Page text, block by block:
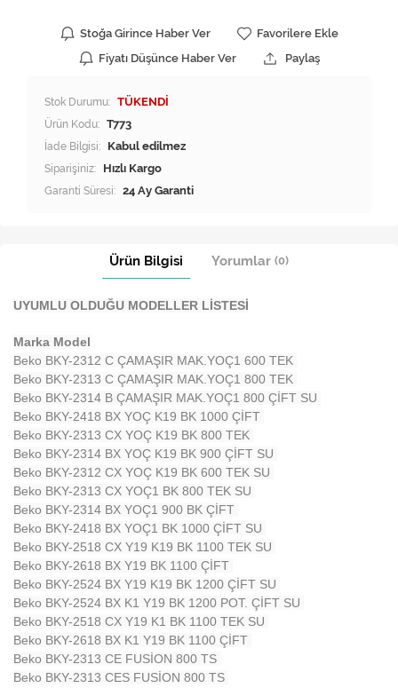
Stoğa Girince Haber Ver
Favorilere Ekle
Fiyatı Düşünce Haber Ver
Paylaş
Stok Durumu: TÜKENDİ
Ürün Kodu: T773
İade Bilgisi:
Siparişiniz: Hızlı Kargo
Garanti Süresi: 24 Ay Garanti
Ürün Bilgisi Yorumlar (0)
UYUMLU OLDUĞU MODELLER LİSTESİ
Marka Model
Beko BKY-2312 C ÇAMAŞIR MAK.YOÇ1 600 TEK
Beko BKY-2313 C ÇAMAŞIR MAK.YOÇ1 800 TEK
Beko BKY-2314 B ÇAMAŞIR MAK.YOÇ1 800 ÇİFT SU
Beko BKY-2418 BX YOÇ K19 BK 1000 ÇİFT
Beko BKY-2313 CX YOÇ K19 BK 800 TEK
Beko BKY-2314 BX YOÇ K19 BK 900 ÇİFT SU
Beko BKY-2312 CX YOÇ K19 BK 600 TEK SU
Beko BKY-2313 CX YOÇ1 BK 800 TEK SU
Beko BKY-2314 BX YOÇ1 900 BK ÇİFT
Beko BKY-2418 BX YOÇ1 BK 1000 ÇİFT SU
Beko BKY-2518 CX Y19 K19 BK 1100 TEK SU
Beko BKY-2618 BX Y19 BK 1100 ÇİFT
Beko BKY-2524 BX Y19 K19 BK 1200 ÇİFT SU
Beko BKY-2524 BX K1 Y19 BK 1200 POT. ÇİFT SU
Beko BKY-2518 CX Y19 K1 BK 1100 TEK SU
Beko BKY-2618 BX K1 Y19 BK 1100 ÇİFT
Beko BKY-2313 CE FUSİON 800 TS
Beko BKY-2313 CES FUSİON 800 TS